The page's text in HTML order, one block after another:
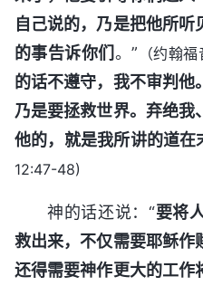
自己说的，乃是把他所
的事告诉你们。” （约翰
的话不遵守，我不审判他
乃是要拯救世界。弃绝我
他的，就是我所讲的道在
12:47-48)
神的话还说：“要将
救出来，不仅需要耶稣作
还得需要神作更大的工作